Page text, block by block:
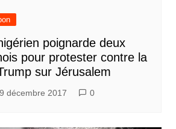
poignarde deux
pour protester contre la
sur Jérusalem
décembre 2017 0